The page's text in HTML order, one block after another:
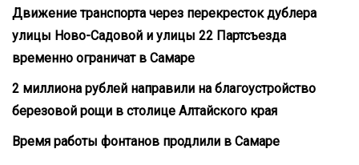
Движение транспорта через перекресток дублера
улицы Ново-Садовой и улицы 22 Партсъезда
временно ограничат в Самаре
2 миллиона рублей направили на благоустройство
березовой рощи в столице Алтайского края
Время работы фонтанов продлили в Самаре